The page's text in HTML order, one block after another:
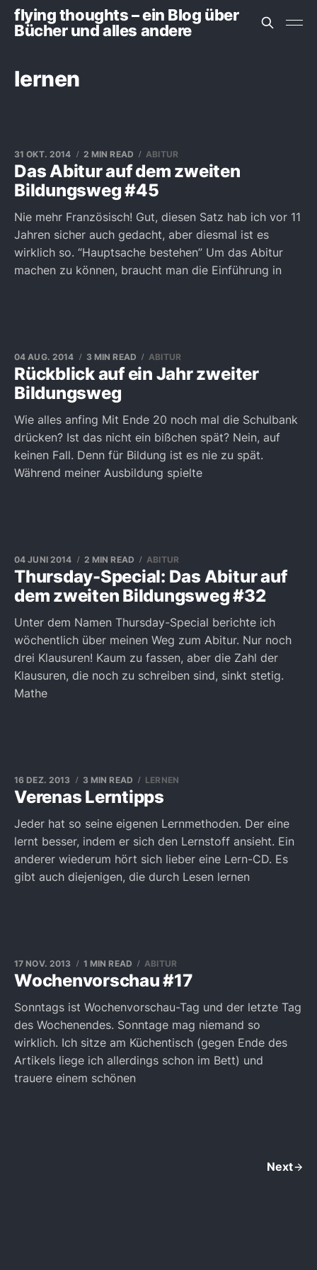
flying thoughts – ein Blog über
Bücher und alles andere
lernen
Das Abitur auf dem zweiten
Bildungsweg #45
31 OKT. 2014 2 MIN READ ABITUR
Nie mehr Französisch! Gut, diesen Satz hab ich vor 11
Jahren sicher auch gedacht, aber diesmal ist es
wirklich so. “Hauptsache bestehen” Um das Abitur
machen zu können, braucht man die Einführung in
Rückblick auf ein Jahr zweiter
Bildungsweg
04 AUG. 2014 3 MIN READ ABITUR
Wie alles anfing Mit Ende 20 noch mal die Schulbank
drücken? Ist das nicht ein bißchen spät? Nein, auf
keinen Fall. Denn für Bildung ist es nie zu spät.
Während meiner Ausbildung spielte
Thursday-Special: Das Abitur auf
dem zweiten Bildungsweg #32
04 JUNI 2014 2 MIN READ ABITUR
Unter dem Namen Thursday-Special berichte ich
wöchentlich über meinen Weg zum Abitur. Nur noch
drei Klausuren! Kaum zu fassen, aber die Zahl der
Klausuren, die noch zu schreiben sind, sinkt stetig.
Mathe
Verenas Lerntipps
16 DEZ. 2013 3 MIN READ LERNEN
Jeder hat so seine eigenen Lernmethoden. Der eine
lernt besser, indem er sich den Lernstoff ansieht. Ein
anderer wiederum hört sich lieber eine Lern-CD. Es
gibt auch diejenigen, die durch Lesen lernen
Wochenvorschau #17
17 NOV. 2013 1 MIN READ ABITUR
Sonntags ist Wochenvorschau-Tag und der letzte Tag
des Wochenendes. Sonntage mag niemand so
wirklich. Ich sitze am Küchentisch (gegen Ende des
Artikels liege ich allerdings schon im Bett) und
trauere einem schönen
Next